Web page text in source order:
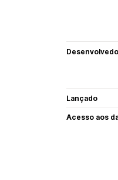
Lançado
Acesso aos